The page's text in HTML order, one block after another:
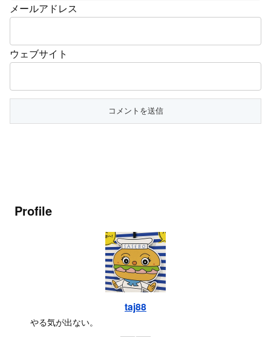
メールアドレス
ウェブサイト
Profile
taj88
やる気が出ない。